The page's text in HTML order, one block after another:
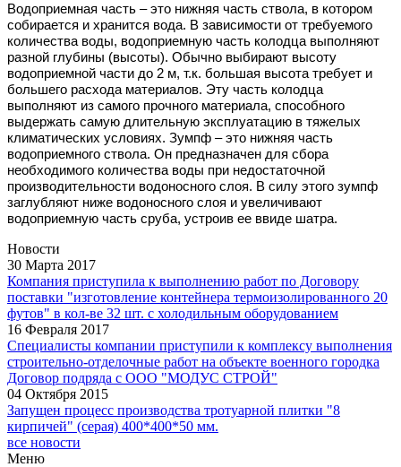
Водоприемная часть – это нижняя часть ствола, в котором
собирается и хранится вода. В зависимости от требуемого
количества воды, водоприемную часть колодца выполняют
разной глубины (высоты). Обычно выбирают высоту
водоприемной части до 2 м, т.к. большая высота требует и
большего расхода материалов. Эту часть колодца
выполняют из самого прочного материала, способного
выдержать самую длительную эксплуатацию в тяжелых
климатических условиях. Зумпф – это нижняя часть
водоприемного ствола. Он предназначен для сбора
необходимого количества воды при недостаточной
производительности водоносного слоя. В силу этого зумпф
заглубляют ниже водоносного слоя и увеличивают
водоприемную часть сруба, устроив ее ввиде шатра.
Новости
30 Марта 2017
Компания приступила к выполнению работ по Договору
поставки "изготовление контейнера термоизолированного 20
футов" в кол-ве 32 шт. с холодильным оборудованием
16 Февраля 2017
Специалисты компании приступили к комплексу выполнения
строительно-отделочные работ на объекте военного городка
Договор подряда с ООО "МОДУС СТРОЙ"
04 Октября 2015
Запущен процесс производства тротуарной плитки "8
кирпичей" (серая) 400*400*50 мм.
все новости
Меню